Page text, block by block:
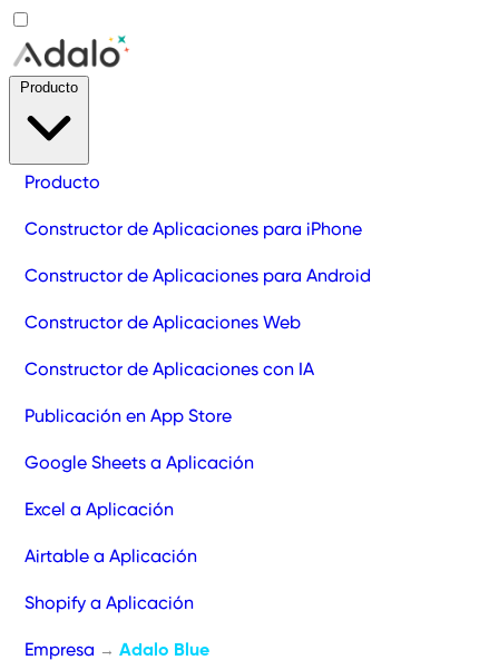
Producto
Constructor de Aplicaciones para iPhone
Constructor de Aplicaciones para Android
Constructor de Aplicaciones Web
Constructor de Aplicaciones con IA
Publicación en App Store
Google Sheets a Aplicación
Excel a Aplicación
Airtable a Aplicación
Shopify a Aplicación
Empresa → Adalo Blue